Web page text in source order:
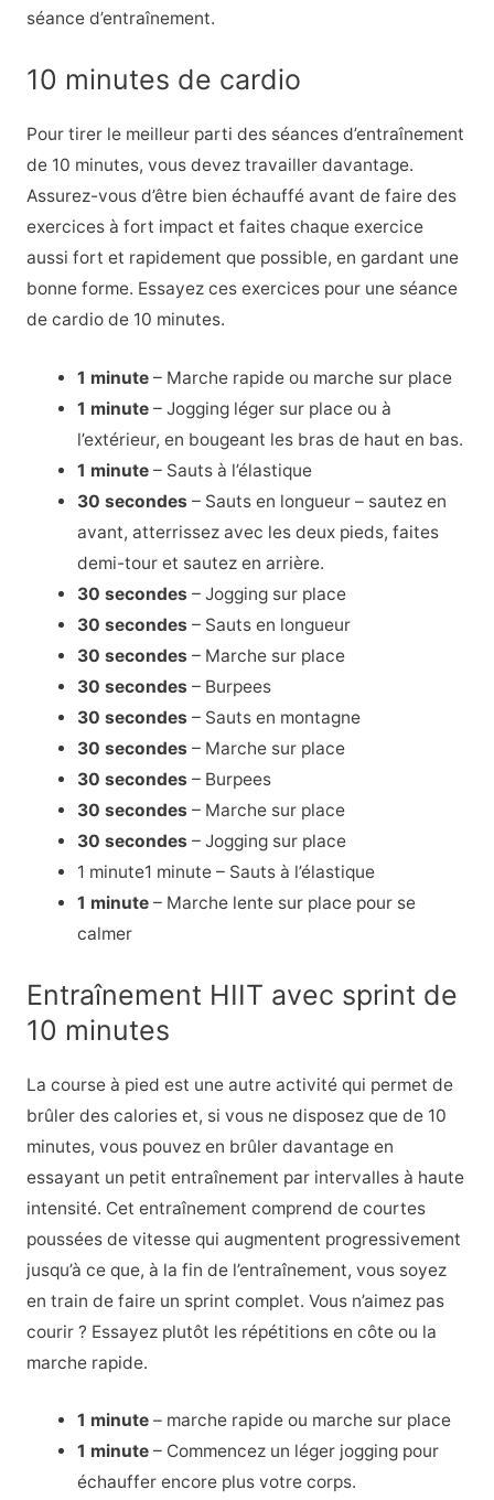
séance d’entraînement.
10 minutes de cardio
Pour tirer le meilleur parti des séances d’entraînement
de 10 minutes, vous devez travailler davantage.
Assurez-vous d’être bien échauffé avant de faire des
exercices à fort impact et faites chaque exercice
aussi fort et rapidement que possible, en gardant une
bonne forme. Essayez ces exercices pour une séance
de cardio de 10 minutes.
1 minute – Marche rapide ou marche sur place
1 minute – Jogging léger sur place ou à
l’extérieur, en bougeant les bras de haut en bas.
1 minute – Sauts à l’élastique
30 secondes – Sauts en longueur – sautez en
avant, atterrissez avec les deux pieds, faites
demi-tour et sautez en arrière.
30 secondes – Jogging sur place
30 secondes – Sauts en longueur
30 secondes – Marche sur place
30 secondes – Burpees
30 secondes – Sauts en montagne
30 secondes – Marche sur place
30 secondes – Burpees
30 secondes – Marche sur place
30 secondes – Jogging sur place
1 minute1 minute – Sauts à l’élastique
1 minute – Marche lente sur place pour se
calmer
Entraînement HIIT avec sprint de
10 minutes
La course à pied est une autre activité qui permet de
brûler des calories et, si vous ne disposez que de 10
minutes, vous pouvez en brûler davantage en
essayant un petit entraînement par intervalles à haute
intensité. Cet entraînement comprend de courtes
poussées de vitesse qui augmentent progressivement
jusqu’à ce que, à la fin de l’entraînement, vous soyez
en train de faire un sprint complet. Vous n’aimez pas
courir ? Essayez plutôt les répétitions en côte ou la
marche rapide.
1 minute – marche rapide ou marche sur place
1 minute – Commencez un léger jogging pour
échauffer encore plus votre corps.